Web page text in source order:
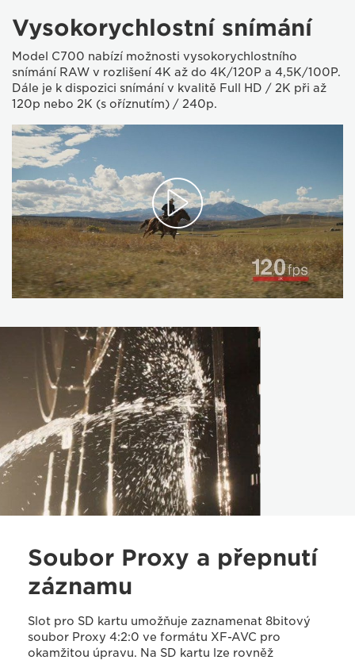
Vysokorychlostní snímání
Model C700 nabízí možnosti vysokorychlostního
snímání RAW v rozlišení 4K až do 4K/120P a 4,5K/100P.
Dále je k dispozici snímání v kvalitě Full HD / 2K při až
120p nebo 2K (s oříznutím) / 240p.
Soubor Proxy a přepnutí
záznamu
Slot pro SD kartu umožňuje zaznamenat 8bitový
soubor Proxy 4:2:0 ve formátu XF-AVC pro
okamžitou úpravu. Na SD kartu lze rovněž